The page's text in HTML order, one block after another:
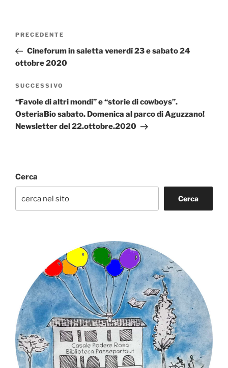
Navigazione
Articolo
precedente:
PRECEDENTE
Cineforum in saletta venerdì 23 e sabato 24
ottobre 2020
Articolo
successivo
SUCCESSIVO
“Favole di altri mondi” e “storie di cowboys”.
OsteriaBio sabato. Domenica al parco di Aguzzano!
Newsletter del 22.ottobre.2020
Cerca
Cerca